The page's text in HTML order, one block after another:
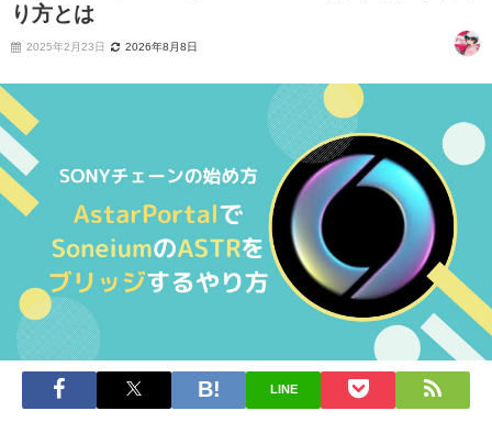
り方とは
2025年2月23日 2026年8月8日
LINE